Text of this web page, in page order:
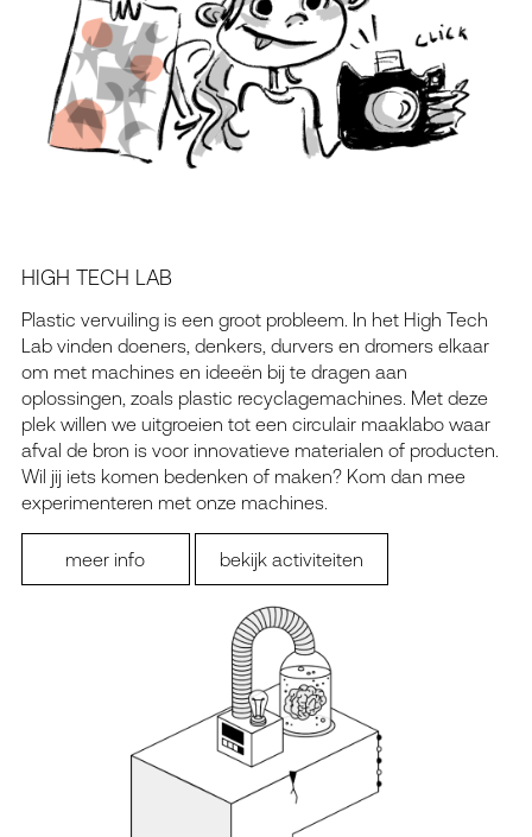
HIGH TECH LAB
Plastic vervuiling is een groot probleem. In het High Tech
Lab vinden doeners, denkers, durvers en dromers elkaar
om met machines en ideeën bij te dragen aan
oplossingen, zoals plastic recyclagemachines. Met deze
plek willen we uitgroeien tot een circulair maaklabo waar
afval de bron is voor innovatieve materialen of producten.
Wil jij iets komen bedenken of maken? Kom dan mee
experimenteren met onze machines.
meer info bekijk activiteiten